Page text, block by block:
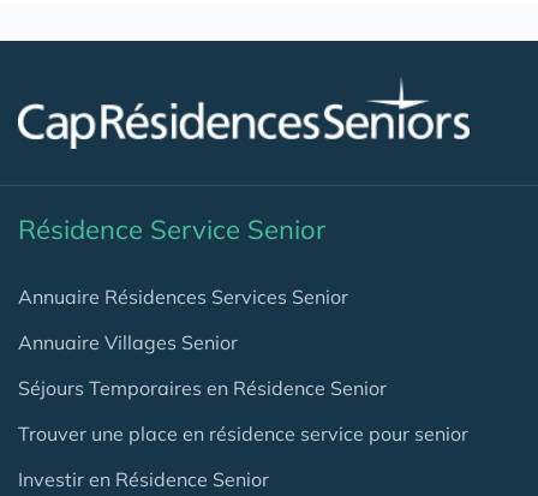
Résidence Service Senior
Annuaire Résidences Services Senior
Annuaire Villages Senior
Séjours Temporaires en Résidence Senior
Trouver une place en résidence service pour senior
Investir en Résidence Senior